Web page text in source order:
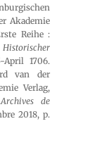
Akademie
Reihe :
April 1706.
van der
Verlag,
Archives de
2018, p.